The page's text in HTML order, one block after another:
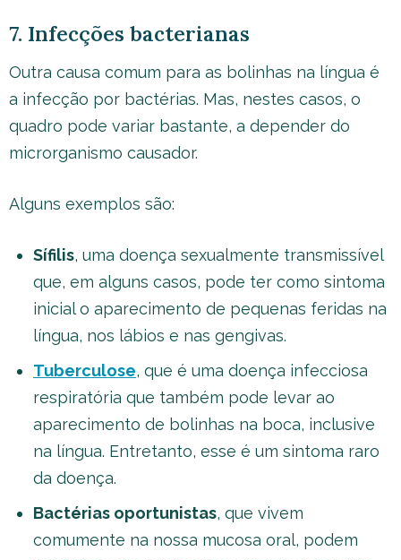
7. Infecções bacterianas
Outra causa comum para as bolinhas na língua é
a infecção por bactérias. Mas, nestes casos, o
quadro pode variar bastante, a depender do
microrganismo causador.
Alguns exemplos são:
Sífilis, uma doença sexualmente transmissível
que, em alguns casos, pode ter como sintoma
inicial o aparecimento de pequenas feridas na
língua, nos lábios e nas gengivas.
Tuberculose, que é uma doença infecciosa
respiratória que também pode levar ao
aparecimento de bolinhas na boca, inclusive
na língua. Entretanto, esse é um sintoma raro
da doença.
Bactérias oportunistas, que vivem
comumente na nossa mucosa oral, podem